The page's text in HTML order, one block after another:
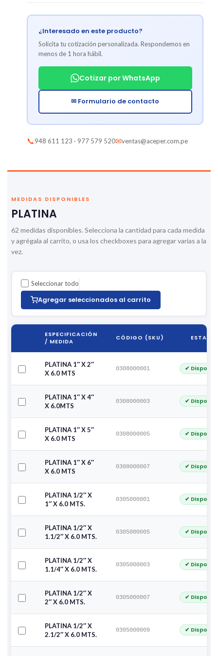
¿Interesado en este producto?
Solicita tu cotización personalizada. Respondemos en
menos de 1 hora hábil.
Cotizar por WhatsApp
✉ Formulario de contacto
📞948 611 123 · 977 579 520✉ventas@aceper.com.pe
MEDIDAS DISPONIBLES
PLATINA
62 medidas disponibles. Selecciona la cantidad para cada medida
y agrégala al carrito, o usa los checkboxes para agregar varias a la
vez.
Seleccionar todo
Agregar seleccionados al carrito
ESPECIFICACIÓN
/ MEDIDA
CÓDIGO (SKU) ESTADO
PLATINA 1″ X 2″
X 6.0 MTS
0308000001 ✔
PLATINA 1″ X 4″
X 6.0MTS
0308000003 ✔
PLATINA 1″ X 5″
X 6.0 MTS
0308000005 ✔
PLATINA 1″ X 6″
X 6.0 MTS
0308000007 ✔
PLATINA 1/2″ X
1″ X 6.0 MTS.
0305000001 ✔
PLATINA 1/2″ X
1.1/2″ X 6.0 MTS.
0305000005 ✔
PLATINA 1/2″ X
1.1/4″ X 6.0 MTS.
0305000003 ✔
PLATINA 1/2″ X
2″ X 6.0 MTS.
0305000007 ✔
PLATINA 1/2″ X
2.1/2″ X 6.0 MTS.
0305000009 ✔